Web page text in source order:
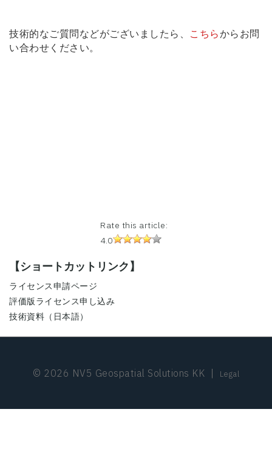
技術的なご質問などがございましたら、 こちらからお問
い合わせください。
Rate this article:
4.0
【ショートカットリンク】
ライセンス申請ページ
評価版ライセンス申し込み
技術資料（日本語）
© 2026 NV5 Geospatial Solutions KK Legal